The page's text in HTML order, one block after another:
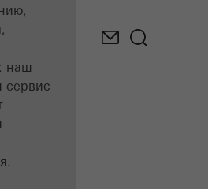
наш
сервис